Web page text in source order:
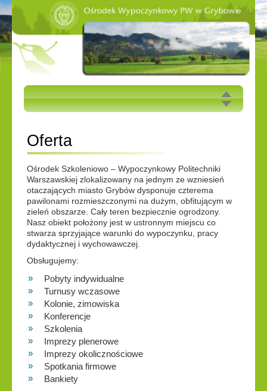
OFERTA
CENNIK 2026
GALERIA
JAK DOJECHAĆ
Grybów » Oferta
Oferta
Ośrodek Szkoleniowo – Wypoczynkowy Politechniki
Warszawskiej zlokalizowany na jednym ze wzniesień
otaczających miasto Grybów dysponuje czterema
pawilonami rozmieszczonymi na dużym, obfitującym w
zieleń obszarze. Cały teren bezpiecznie ogrodzony.
Nasz obiekt położony jest w ustronnym miejscu co
stwarza sprzyjające warunki do wypoczynku, pracy
dydaktycznej i wychowawczej.
Obsługujemy:
Pobyty indywidualne
Turnusy wczasowe
Kolonie, zimowiska
Konferencje
Szkolenia
Imprezy plenerowe
Imprezy okolicznościowe
Spotkania firmowe
Bankiety